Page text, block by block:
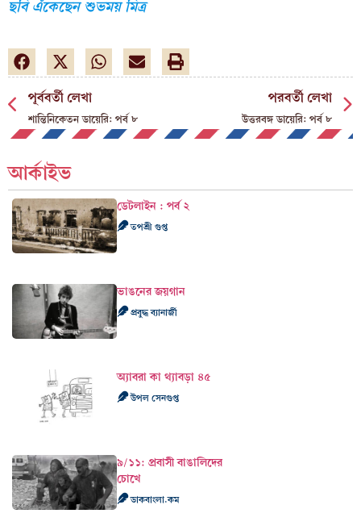
ছবি এঁকেছেন শুভময় মিত্র
পূর্ববর্তী লেখা
শান্তিনিকেতন ডায়েরি: পর্ব ৮
পরবর্তী লেখা
উত্তরবঙ্গ ডায়েরি: পর্ব ৮
আর্কাইভ
ডেটলাইন : পর্ব ২
তপশ্রী গুপ্ত
ভাঙনের জয়গান
প্রবুদ্ধ ব্যানার্জী
অ্যাবরা কা থ্যাবড়া ৪৫
উপল সেনগুপ্ত
৯/১১: প্রবাসী বাঙালিদের
চোখে
ডাকবাংলা.কম